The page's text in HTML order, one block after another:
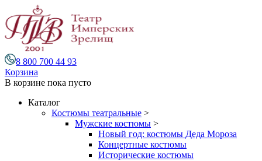
8 800 700 44 93
Корзина
В корзине пока пусто
Каталог
Костюмы театральные >
Мужские костюмы >
Новый год: костюмы Деда Мороза
Концертные костюмы
Исторические костюмы